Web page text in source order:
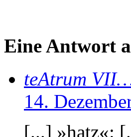
Eine Antwort
teAtrum
14.
[...] »hatz«: